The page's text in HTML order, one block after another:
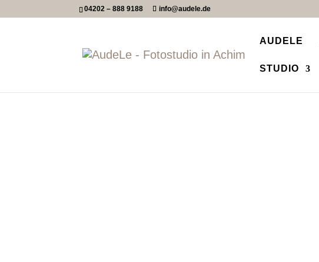
04202 – 888 9188 info@audele.de
AUDELE
STUDIO